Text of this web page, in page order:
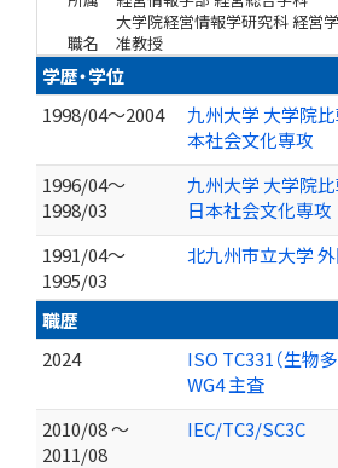
大学院経営情報学研究科 経営
職名
准教授
学歴・学位
1998/04～2004
九州大学 大学院
本社会文化専攻
1996/04～
1998/03
九州大学 大学院
日本社会文化専攻
1991/04～
1995/03
北九州市立大学
職歴
2024
ISO TC331（生物
WG4 主査
2010/08 ～
2011/08
IEC/TC3/SC3C